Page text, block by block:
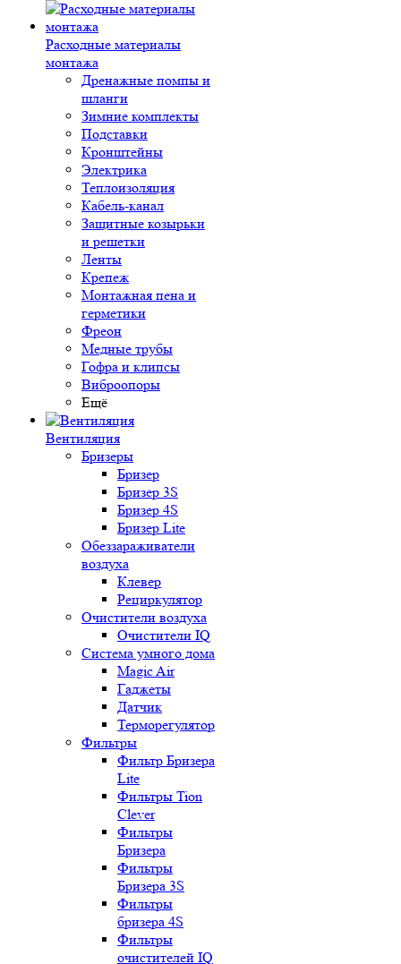
Расходные материалы
монтажа
Дренажные помпы и
шланги
Зимние комплекты
Подставки
Кронштейны
Электрика
Теплоизоляция
Кабель-канал
Защитные козырьки
и решетки
Ленты
Крепеж
Монтажная пена и
герметики
Фреон
Медные трубы
Гофра и клипсы
Виброопоры
Ещё
Вентиляция
Бризеры
Бризер
Бризер 3S
Бризер 4S
Бризер Lite
Обеззараживатели
воздуха
Клевер
Рециркулятор
Очистители воздуха
Очистители IQ
Система умного дома
Magic Air
Гаджеты
Датчик
Терморегулятор
Фильтры
Фильтр Бризера
Lite
Фильтры Tion
Clever
Фильтры
Бризера
Фильтры
Бризера 3S
Фильтры
бризера 4S
Фильтры
очистителей IQ